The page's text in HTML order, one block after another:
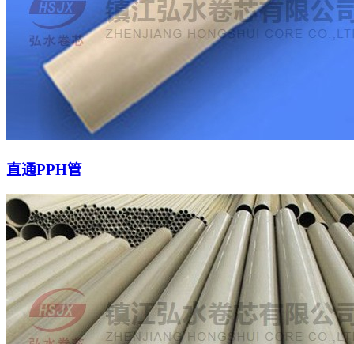
直通PPH管